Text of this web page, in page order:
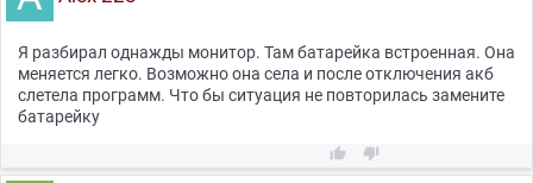
Я разбирал однажды монитор. Там батарейка встроенная. Она
меняется легко. Возможно она села и после отключения акб
слетела программ. Что бы ситуация не повторилась замените
батарейку
 